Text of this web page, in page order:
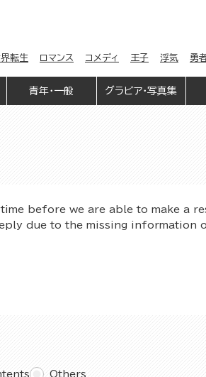
転生 ロマンス コメディ 王子 浮気 勇
青年・一般 グラビア・写真集
before we are able to make a
due to the missing information
Others